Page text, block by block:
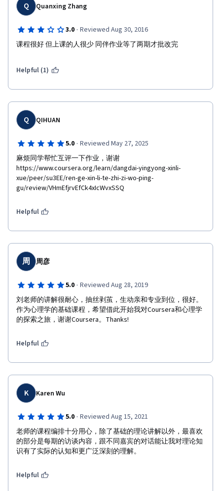
Q Quanxing Zhang
3.0 · Reviewed Aug 30, 2016
课程很好 但上课的人很少 同伴作业等了两期才批改完
Helpful (1)
Q QIHUAN
5.0 · Reviewed May 27, 2025
麻烦同学帮忙互评一下作业，谢谢
https://www.coursera.org/learn/dangdai-yingyong-xinli-
xue/peer/su3EE/ren-ge-xin-li-te-zhi-zi-wo-ping-
gu/review/VHmEfjrvEfCk4xIcWvxSSQ
Helpful
周 周彦
5.0 · Reviewed Aug 28, 2019
刘老师的讲解很耐心，抽丝剥茧，生动亲和专业到位，很好。
作为心理学的基础课程，希望借此开始我对Coursera和心理学
的探索之旅，谢谢Coursera。Thanks!
Helpful
K Karen Wu
5.0 · Reviewed Aug 15, 2021
老师的课程编排十分用心，除了基础的理论讲解以外，最喜欢
的部分是每期的访谈内容，跟不同嘉宾的对话能让我对理论知
识有了实际的认知和更广泛深刻的理解。
Helpful